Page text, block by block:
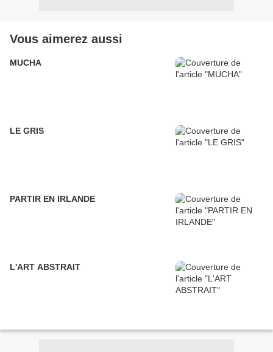
Vous aimerez aussi
MUCHA
LE GRIS
PARTIR EN IRLANDE
L'ART ABSTRAIT